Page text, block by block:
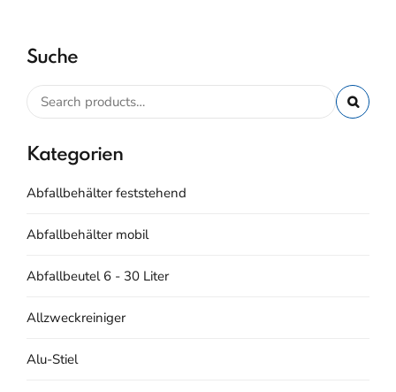
Suche
Kategorien
Abfallbehälter feststehend
Abfallbehälter mobil
Abfallbeutel 6 - 30 Liter
Allzweckreiniger
Alu-Stiel